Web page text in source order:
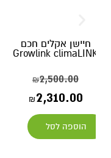
Electro EL-1820 DT
185.00
הוספה לסל